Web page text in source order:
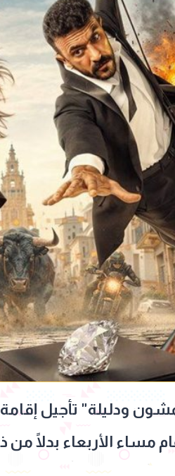
ودليلة" تأجيل
مساء الأربعاء بدلًا من